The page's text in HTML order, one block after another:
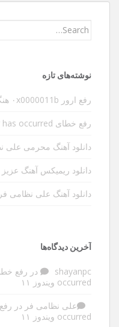
Search
نوشته‌های تازه
رفع ارور ۰x0000011b هنگام اتصال به پرینتر در ویندوز
رفع خطای an extended error has occurred ویندوز ۱۱
دانلود آهنگ محرمی علی
دانلود ریمیکس آهنگ
دانلود آهنگ علی نظامی
آخرین دیدگاه‌ها
shayanpc در
occurred ویندوز ۱۱
علی نظامی فر در
occurred ویندوز ۱۱